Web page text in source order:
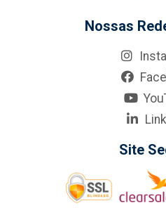
Nossas
Site